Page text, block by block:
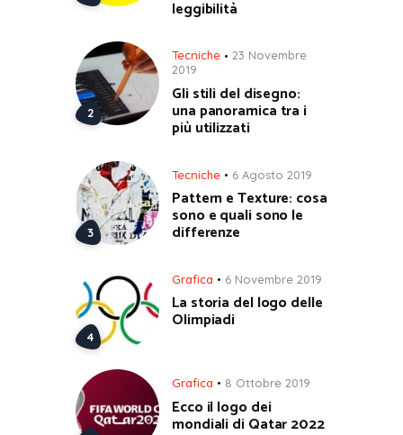
leggibilità
Tecniche
23 Novembre
2019
Gli stili del disegno:
una panoramica tra i
più utilizzati
Tecniche 6 Agosto 2019
Pattern e Texture: cosa
sono e quali sono le
differenze
Grafica 6 Novembre 2019
La storia del logo delle
Olimpiadi
Grafica 8 Ottobre 2019
Ecco il logo dei
mondiali di Qatar 2022